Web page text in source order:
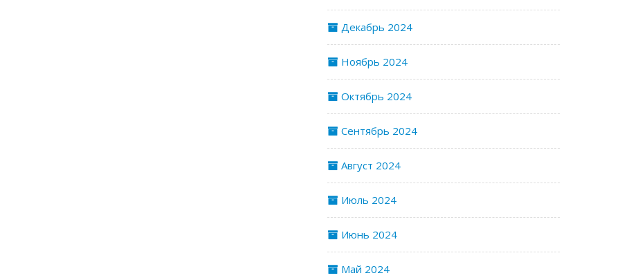
Декабрь 2024
Ноябрь 2024
Октябрь 2024
Сентябрь 2024
Август 2024
Июль 2024
Июнь 2024
Май 2024